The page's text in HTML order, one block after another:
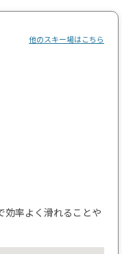
他のスキー場はこちら
効率よく滑れることや